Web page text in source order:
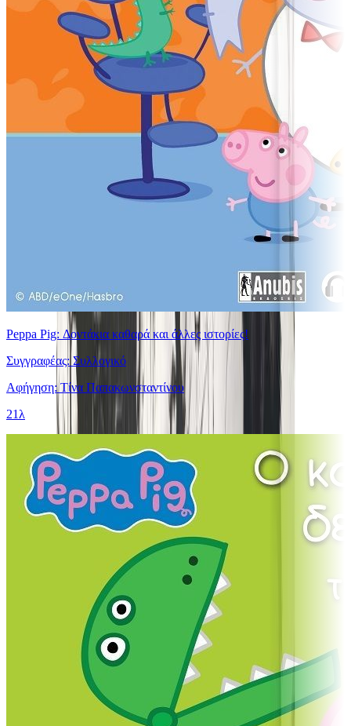
Peppa Pig: Δοντάκια καθαρά και άλλες ιστορίες!
Συγγραφέας: Συλλογικό
Αφήγηση: Τίνα Παπακωνσταντίνου
21λ